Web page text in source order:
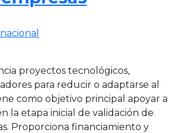
proyectos tecnológicos,
para reducir o adaptarse al
como objetivo principal apoyar a
la etapa inicial de validación de
Proporciona financiamiento y